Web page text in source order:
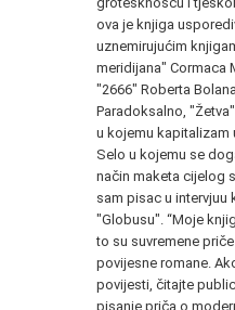
ova je knjiga
uznemirujućim
meridijana" Cormaca
"2666" Roberta Bolana.
Paradoksalno,
u kojemu kapitalizam
Selo u kojemu se
način maketa cijelog
sam pisac u
"Globusu". “Moje
to su suvremene
povijesne romane.
povijesti, čitajte
pisanje priča o